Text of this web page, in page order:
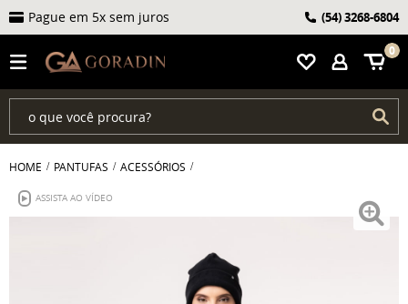
0
Pague em 5x sem juros (54)3268-6804
HOME PANTUFAS ACESSÓRIOS
ASSISTA AO VÍDEO